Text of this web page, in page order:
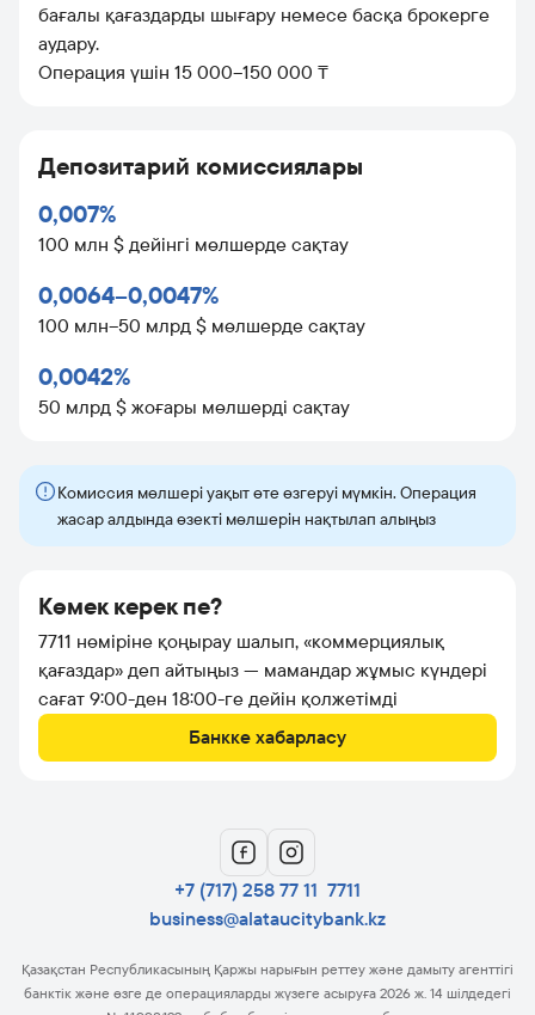
бағалы қағаздарды шығару немесе басқа брокерге
аудару.
Операция үшін 15 000–150 000 ₸
Депозитарий комиссиялары
100 млн $ дейінгі мөлшерде сақтау
0,007%
100 млн–50 млрд $ мөлшерде сақтау
0,0064–0,0047%
50 млрд $ жоғары мөлшерді сақтау
0,0042%
Комиссия мөлшері уақыт өте өзгеруі мүмкін. Операция
жасар алдында өзекті мөлшерін нақтылап алыңыз
Көмек керек пе?
7711 нөміріне қоңырау шалып, «коммерциялық
қағаздар» деп айтыңыз — мамандар жұмыс күндері
сағат 9:00-ден 18:00-ге дейін қолжетімді
Банкке хабарласу
+7 (717) 258 77 11 7711
business@alataucitybank.kz
Қазақстан Республикасының Қаржы нарығын реттеу және дамыту агенттігі
банктік және өзге де операцияларды жүзеге асыруға 2026 ж. 14 шілдедегі